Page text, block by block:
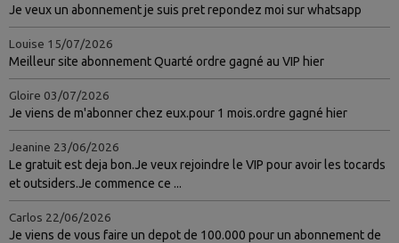
Je veux un abonnement je suis pret repondez moi sur whatsapp
Louise 15/07/2026
Meilleur site abonnement Quarté ordre gagné au VIP hier
Gloire 03/07/2026
Je viens de m'abonner chez eux.pour 1 mois.ordre gagné hier
Jeanine 23/06/2026
Le gratuit est deja bon.Je veux rejoindre le VIP pour avoir les tocards
et outsiders.Je commence ce ...
Carlos 22/06/2026
Je viens de vous faire un depot de 100.000 pour un abonnement de